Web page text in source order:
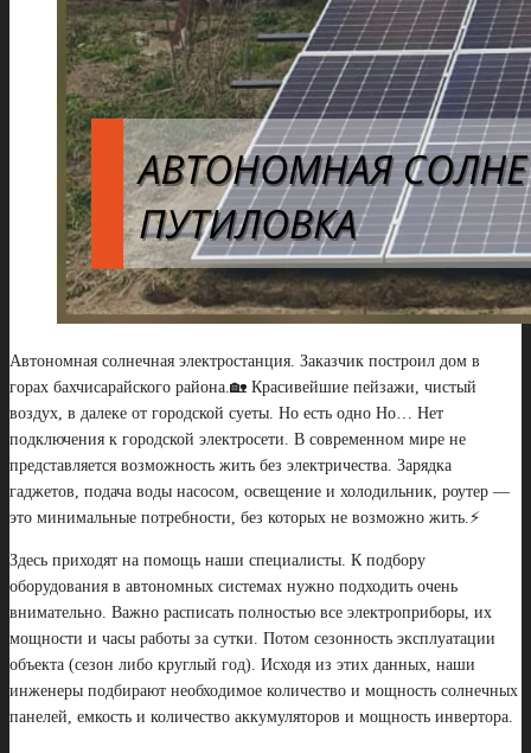
Автономная солнечная электростанция. Заказчик построил дом в
горах бахчисарайского района.🏡 Красивейшие пейзажи, чистый
воздух, в далеке от городской суеты. Но есть одно Но… Нет
подключения к городской электросети. В современном мире не
представляется возможность жить без электричества. Зарядка
гаджетов, подача воды насосом, освещение и холодильник, роутер —
это минимальные потребности, без которых не возможно жить.⚡
Здесь приходят на помощь наши специалисты. К подбору
оборудования в автономных системах нужно подходить очень
внимательно. Важно расписать полностью все электроприборы, их
мощности и часы работы за сутки. Потом сезонность эксплуатации
объекта (сезон либо круглый год). Исходя из этих данных, наши
инженеры подбирают необходимое количество и мощность солнечных
панелей, емкость и количество аккумуляторов и мощность инвертора.